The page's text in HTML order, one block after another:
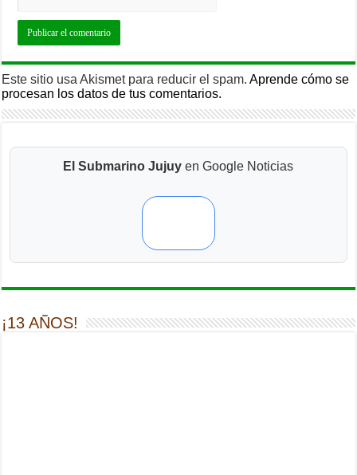
Este sitio usa Akismet para reducir el spam.Aprende cómo se
procesan los datos de tus comentarios.
El Submarino Jujuy en Google Noticias
¡13 AÑOS!